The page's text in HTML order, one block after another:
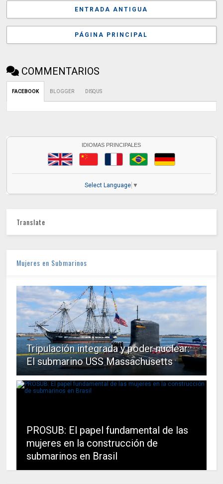
ENTRADA ANTIGUA
PÁGINA PRINCIPAL
COMMENTARIOS
FACEBOOK BLOGGER DISQUS
IDIOMAS PRINCIPALES
Select Language ▼
Translate
Mujeres en Submarinos
Tripulación integrada y poder nuclear:
El submarino USS Massachusetts
PROSUB: El papel fundamental de las
mujeres en la construcción de
submarinos en Brasil